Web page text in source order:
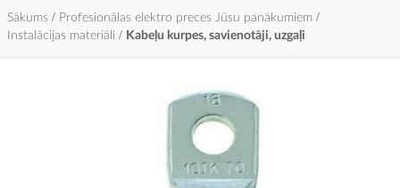
Sākums
Profesionālas elektro preces Jūsu panākumiem
Instalācijas materiāli
Kabeļu kurpes, savienotāji, uzgaļi